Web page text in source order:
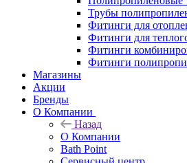
Трубы
Фитинги для
Фитинги для
Фитинги
Фитинги
Магазины
Акции
Бренды
О Компании
Назад
О Компании
Bath Point